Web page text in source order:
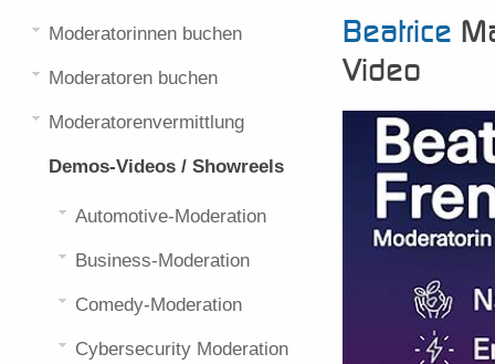
Beatrice
Video
Moderatorinnen buchen
Moderatoren buchen
Moderatorenvermittlung
Demos-Videos / Showreels
Automotive-Moderation
Business-Moderation
Comedy-Moderation
Cybersecurity Moderation